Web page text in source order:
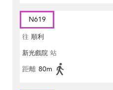
N619
往 順利
新光戲院 站
距離 80m